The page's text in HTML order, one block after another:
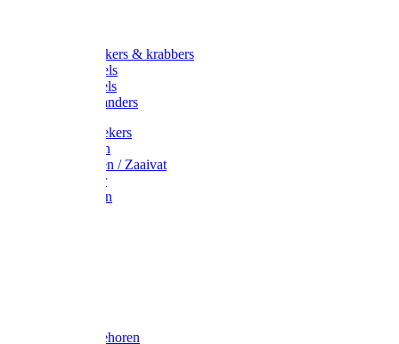
Onkruidstekers & krabbers
Hartschoffels
Ruitschoffels
Onkruidbranders
Graskantstekers
Verticuteren
Strooiwagen / Zaaivat
Grasmaaier
Grasscharen
Slede toebehoren